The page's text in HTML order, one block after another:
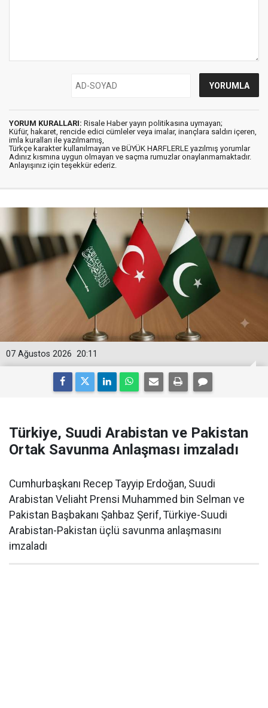
YORUM KURALLARI: Risale Haber yayın politikasına uymayan;
Küfür, hakaret, rencide edici cümleler veya imalar, inançlara saldırı içeren,
imla kuralları ile yazılmamış,
Türkçe karakter kullanılmayan ve BÜYÜK HARFLERLE yazılmış yorumlar
Adınız kısmına uygun olmayan ve saçma rumuzlar onaylanmamaktadır.
Anlayışınız için teşekkür ederiz.
20:11
07 Ağustos 2026
Türkiye, Suudi Arabistan ve Pakistan
Ortak Savunma Anlaşması imzaladı
Cumhurbaşkanı Recep Tayyip Erdoğan, Suudi
Arabistan Veliaht Prensi Muhammed bin Selman ve
Pakistan Başbakanı Şahbaz Şerif, Türkiye-Suudi
Arabistan-Pakistan üçlü savunma anlaşmasını
imzaladı